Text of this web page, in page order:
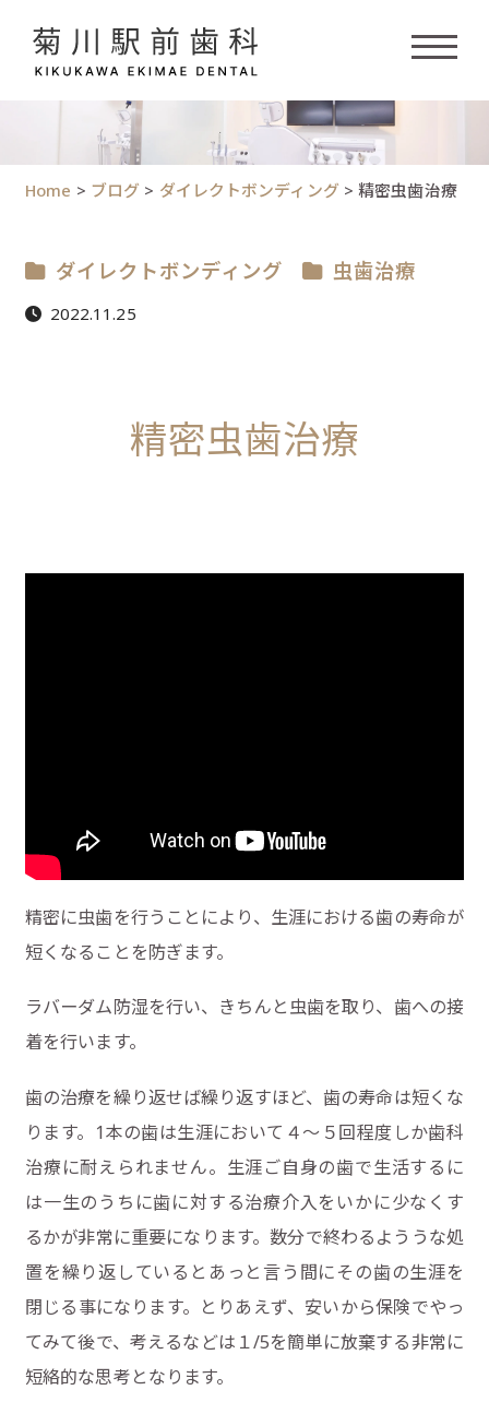
Home > ブログ > ダイレクトボンディング>精密虫歯治療
ダイレクトボンディング 虫歯治療
2022.11.25
精密虫歯治療
精密に虫歯を行うことにより、生涯における歯の寿命が
短くなることを防ぎます。
ラバーダム防湿を行い、きちんと虫歯を取り、歯への接
着を行います。
歯の治療を繰り返せば繰り返すほど、歯の寿命は短くな
ります。1本の歯は生涯において４〜５回程度しか歯科
治療に耐えられません。生涯ご自身の歯で生活するに
は一生のうちに歯に対する治療介入をいかに少なくす
るかが非常に重要になります。数分で終わるよううな処
置を繰り返しているとあっと言う間にその歯の生涯を
閉じる事になります。とりあえず、安いから保険でやっ
てみて後で、考えるなどは１/5を簡単に放棄する非常に
短絡的な思考となります。